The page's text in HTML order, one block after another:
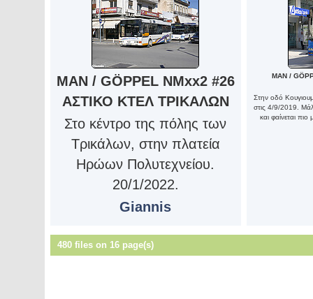
MAN / GÖPPEL NMxx2 #26
ΑΣΤΙΚΟ ΚΤΕΛ ΤΡΙΚΑΛΩΝ
Στο κέντρο της πόλης των
Τρικάλων, στην πλατεία
Ηρώων Πολυτεχνείου.
20/1/2022.
Giannis
MAN /
Στην οδό
στις 4/9/2019.
και φαίνεται
480 files on 16 page(s)